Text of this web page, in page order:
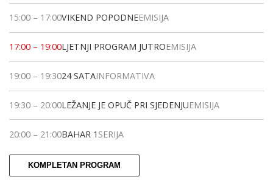
15:00 – 17:00VIKEND POPODNEEMISIJA
17:00 – 19:00LJETNJI PROGRAM JUTROEMISIJA
19:00 – 19:3024 SATAINFORMATIVA
19:30 – 20:00LEŽANJE JE OPUČ PRI SJEDENJUEMISIJA
20:00 – 21:00BAHAR 1 SERIJA
KOMPLETAN PROGRAM